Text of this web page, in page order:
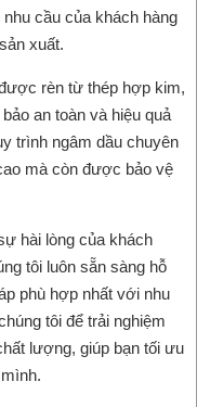
cầu của khách hàng
xuất.
rèn từ thép hợp kim,
an toàn và hiệu quả
trình ngâm dầu chuyên
mà còn được bảo vệ
hài lòng của khách
tôi luôn sẵn sàng hỗ
phù hợp nhất với nhu
tôi để trải nghiệm
lượng, giúp bạn tối ưu